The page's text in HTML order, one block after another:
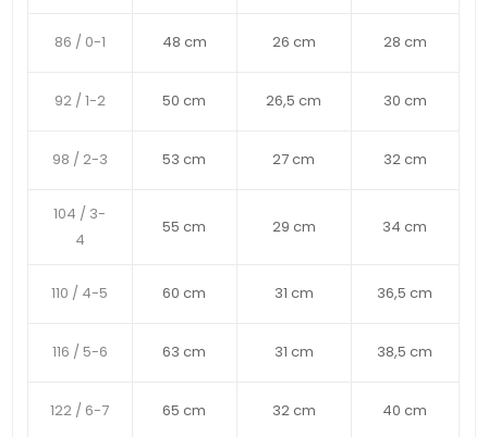
86 / 0-1 48 cm 26 cm 28 cm
92 / 1-2 50 cm 26,5 cm 30 cm
98 / 2-3 53 cm 27 cm 32 cm
104 / 3-
4
55 cm 29 cm 34 cm
110 / 4-5 60 cm 31 cm 36,5 cm
116 / 5-6 63 cm 31 cm 38,5 cm
122 / 6-7 65 cm 32 cm 40 cm